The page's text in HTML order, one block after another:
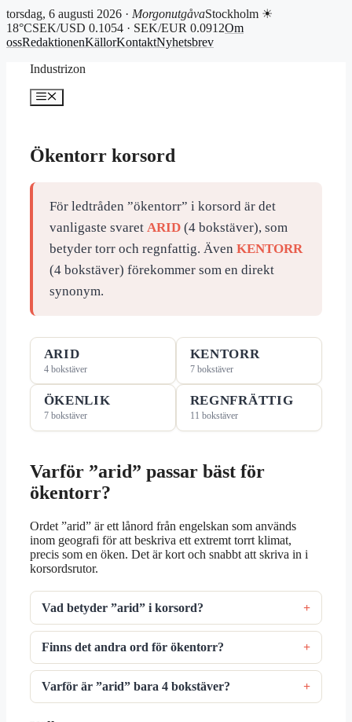
torsdag, 6 augusti 2026 · MorgonutgåvaStockholm ☀
18°CSEK/USD 0.1054 · SEK/EUR 0.0912Om
ossRedaktionenKällorKontaktNyhetsbrev
Industrizon
Meny
Ökentorr korsord
För ledtråden ”ökentorr” i korsord är det
vanligaste svaret ARID(4 bokstäver), som
betyder torr och regnfattig. Även KENTORR
(4 bokstäver) förekommer som en direkt
synonym.
ARID
4 bokstäver
KENTORR
7 bokstäver
ÖKENLIK
7 bokstäver
REGNFRÄTTIG
11 bokstäver
Varför ”arid” passar bäst för
ökentorr?
Ordet ”arid” är ett lånord från engelskan som används
inom geografi för att beskriva ett extremt torrt klimat,
precis som en öken. Det är kort och snabbt att skriva in i
korsordsrutor.
Vad betyder ”arid” i korsord?
Finns det andra ord för ökentorr?
Varför är ”arid” bara 4 bokstäver?